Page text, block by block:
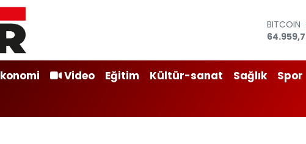
DOLAR
47,7436
55,2510
STERLİN
64,4811
Video Eğitim Kültür-sanat Sağlık Spor